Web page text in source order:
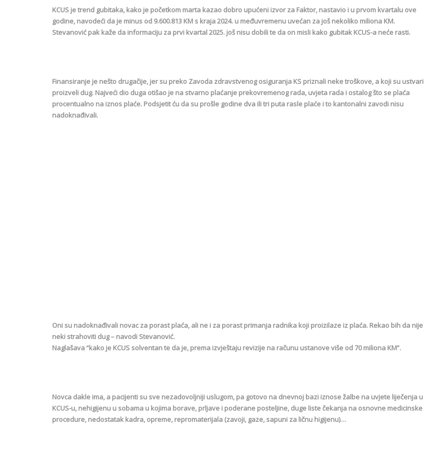
KCUS je trend gubitaka, kako je početkom marta kazao dobro upućeni izvor za Faktor, nastavio i u prvom kvartalu ove
godine, navodeći da je minus od 9.600.813 KM s kraja 2024. u međuvremenu uvećan za još nekoliko miliona KM.
Stevanović pak kaže da informaciju za prvi kvartal 2025. još nisu dobili te da on misli kako gubitak KCUS-a neće rasti.
Finansiranje je nešto drugačije, jer su preko Zavoda zdravstvenog osiguranja KS priznali neke troškove, a koji su ustvari
proizveli dug. Najveći dio duga otišao je na stvarno plaćanje prekovremenog rada, uvjeta rada i ostalog što se plaća
procentualno na iznos plaće. Podsjetit ću da su prošle godine dva ili tri puta rasle plaće i to kantonalni zavodi nisu
nadoknađivali.
Oni su nadoknađivali novac za porast plaća, ali ne i za porast primanja radnika koji proizilaze iz plaća. Rekao bih da nije
neki strahoviti dug – navodi Stevanović.
Naglašava “kako je KCUS solventan te da je, prema izvještaju revizije na računu ustanove više od 70 miliona KM”.
Novca dakle ima, a pacijenti su sve nezadovoljniji uslugom, pa gotovo na dnevnoj bazi iznose žalbe na uvjete liječenja u
KCUS-u, nehigijenu u sobama u kojima borave, prljave i poderane posteljine, duge liste čekanja na osnovne medicinske
procedure, nedostatak kadra, opreme, repromaterijala (zavoji, gaze, sapuni za ličnu higijenu)…